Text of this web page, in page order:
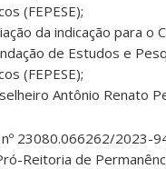
(FEPESE);
da indicação para o
de Estudos e
(FEPESE);
Antônio Renato
23080.066262/2023-
Reitoria de